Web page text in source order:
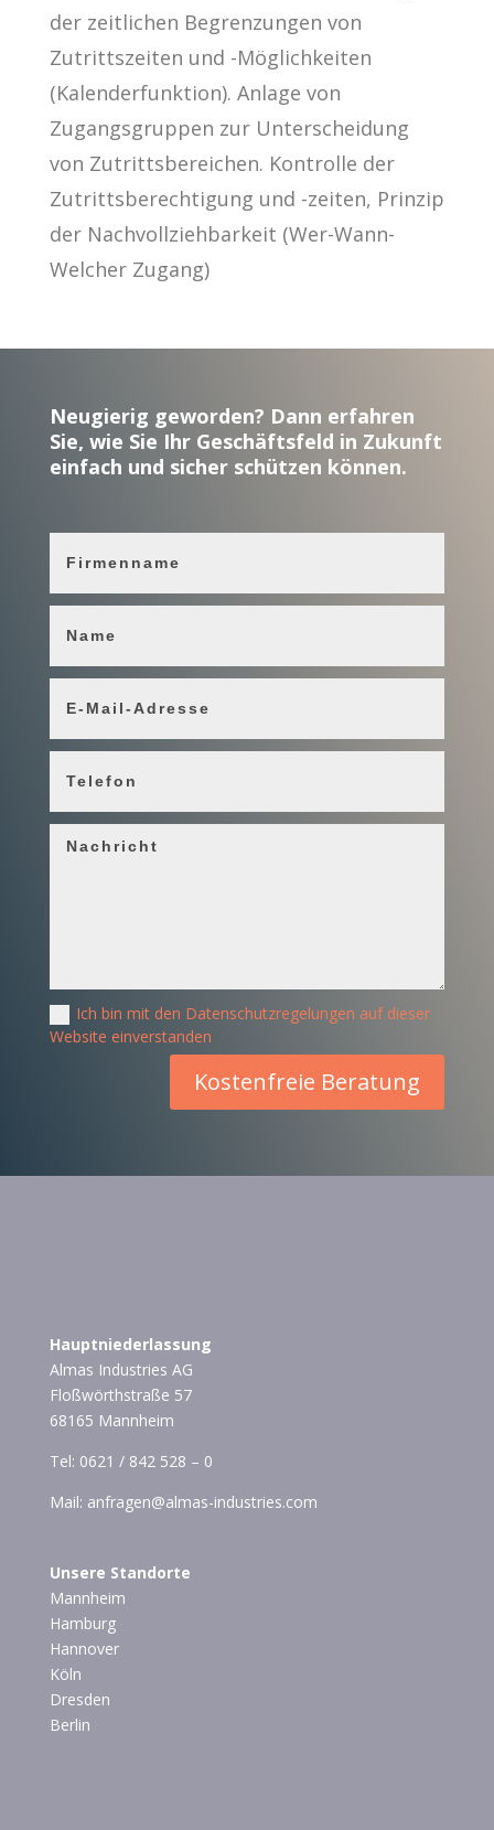
der zeitlichen Begrenzungen von
Zutrittszeiten und -Möglichkeiten
(Kalenderfunktion). Anlage von
Zugangsgruppen zur Unterscheidung
von Zutrittsbereichen. Kontrolle der
Zutrittsberechtigung und -zeiten, Prinzip
der Nachvollziehbarkeit (Wer-Wann-
Welcher Zugang)
Neugierig geworden? Dann erfahren
Sie, wie Sie Ihr Geschäftsfeld in Zukunft
einfach und sicher schützen können.
Ich bin mit den Datenschutzregelungen auf dieser
Website einverstanden
Kostenfreie Beratung
Hauptniederlassung
Almas Industries AG
Floßwörthstraße 57
68165 Mannheim
Tel: 0621 / 842 528 – 0
Mail: anfragen@almas-industries.com
Unsere Standorte
Mannheim
Hamburg
Hannover
Köln
Dresden
Berlin